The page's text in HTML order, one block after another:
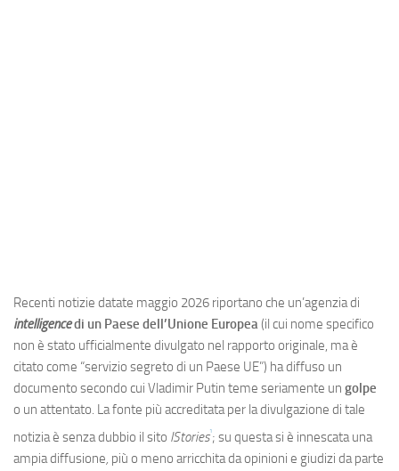
Forze Aeree
Incidenti
Industria
Recenti notizie datate maggio 2026 riportano che un’agenzia di
intelligencedi un Paese dell’Unione Europea(il cui nome specifico
non è stato ufficialmente divulgato nel rapporto originale, ma è
citato come “servizio segreto di un Paese UE”) ha diffuso un
documento secondo cui Vladimir Putin teme seriamente un golpe
o un attentato. La fonte più accreditata per la divulgazione di tale
notizia è senza dubbio il sito IStories1 ; su questa si è innescata una
ampia diffusione, più o meno arricchita da opinioni e giudizi da parte